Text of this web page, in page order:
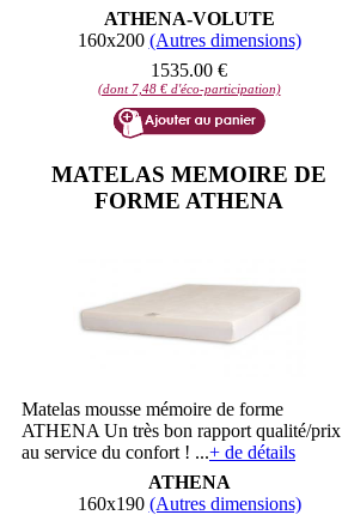
ATHENA-VOLUTE
160x200 (Autres dimensions)
1535.00 €
(dont 7,48 € d'éco-participation)
MATELAS MEMOIRE DE
FORME ATHENA
Matelas mousse mémoire de forme
ATHENA Un très bon rapport qualité/prix
au service du confort ! ...+ de détails
ATHENA
160x190 (Autres dimensions)